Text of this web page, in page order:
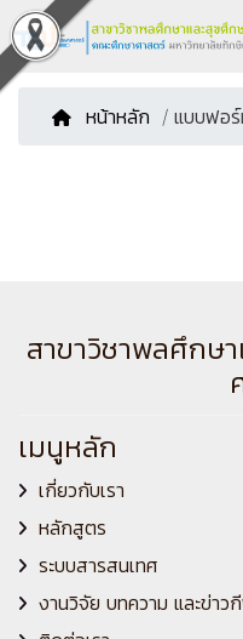
หน้าหลัก / แบบฟอ
สาขาวิชาพลศึกษ
เมนูหลัก
เกี่ยวกับเรา
หลักสูตร
ระบบสารสนเทศ
งานวิจัย บทความ และข่าว